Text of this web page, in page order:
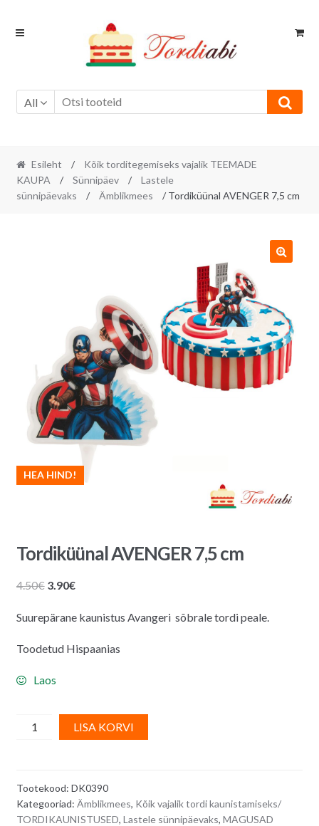
Skip
Skip
All
Esileht /
Kõik torditegemiseks vajalik TEEMADE
KAUPA
/ Sünnipäev /
Lastele
sünnipäevaks
/ Ämblikmees / Tordiküünal AVENGER 7,5 cm
HEA HIND!
Tordiküünal AVENGER 7,5 cm
4.50€ Algne
oli:
3.90€Praegune
on:
Suurepärane kaunistus Avangeri sõbrale tordi peale.
Toodetud Hispaanias
Laos
Tordiküünal
AVENGER
quantity
LISA KORVI
n
Tootekood: DK0390
Kategooriad: Ämblikmees, Kõik vajalik tordi kaunistamiseks/
TORDIKAUNISTUSED, Lastele sünnipäevaks, MAGUSAD